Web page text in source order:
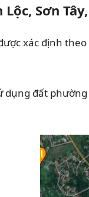
Sơn
xác định
dụng đất